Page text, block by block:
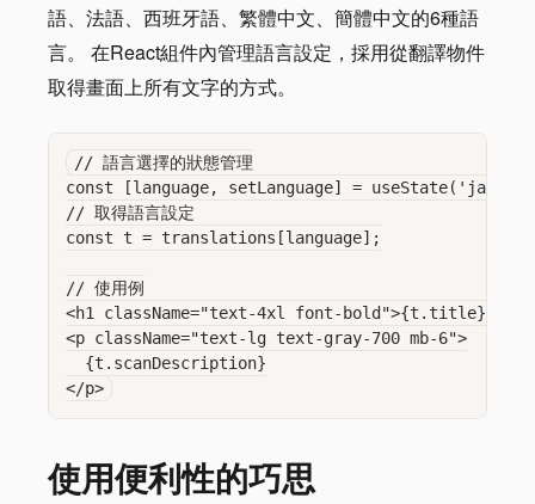
語、法語、西班牙語、繁體中文、簡體中文的6種語
言。 在React組件內管理語言設定，採用從翻譯物件
取得畫面上所有文字的方式。
// 語言選擇的狀態管理
const [language, setLanguage] = useState('ja'); //
// 取得語言設定
const t = translations[language];
// 使用例
<h1 className="text-4xl font-bold">{t.title}</h1>
<p className="text-lg text-gray-700 mb-6">
  {t.scanDescription}
使用便利性的巧思